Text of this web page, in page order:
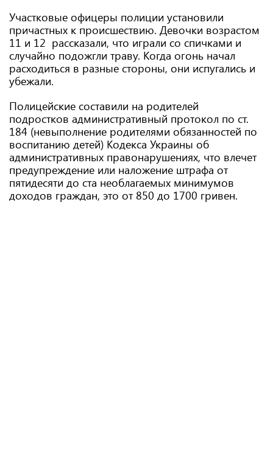
Участковые офицеры полиции установили
причастных к происшествию. Девочки возрастом
11 и 12 рассказали, что играли со спичками и
случайно подожгли траву. Когда огонь начал
расходиться в разные стороны, они испугались и
убежали.
Полицейские составили на родителей
подростков административный протокол по ст.
184 (невыполнение родителями обязанностей по
воспитанию детей) Кодекса Украины об
административных правонарушениях, что влечет
предупреждение или наложение штрафа от
пятидесяти до ста необлагаемых минимумов
доходов граждан, это от 850 до 1700 гривен.